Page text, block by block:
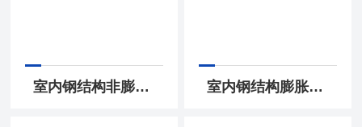
室内钢结构非膨胀型防火涂-料 室内钢结构膨胀型防火涂-料